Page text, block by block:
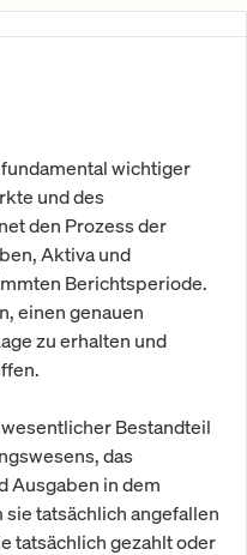
wichtiger
und des
den Prozess der
Aktiva und
Berichtsperiode.
einen genauen
zu erhalten und
Bestandteil
das
Ausgaben in dem
tatsächlich angefallen
tatsächlich gezahlt oder